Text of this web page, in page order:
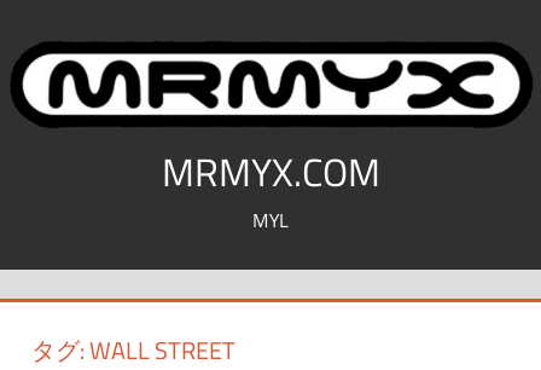
テ
ッ
MRMYX.COM
MYL
タグ:WALL STREET